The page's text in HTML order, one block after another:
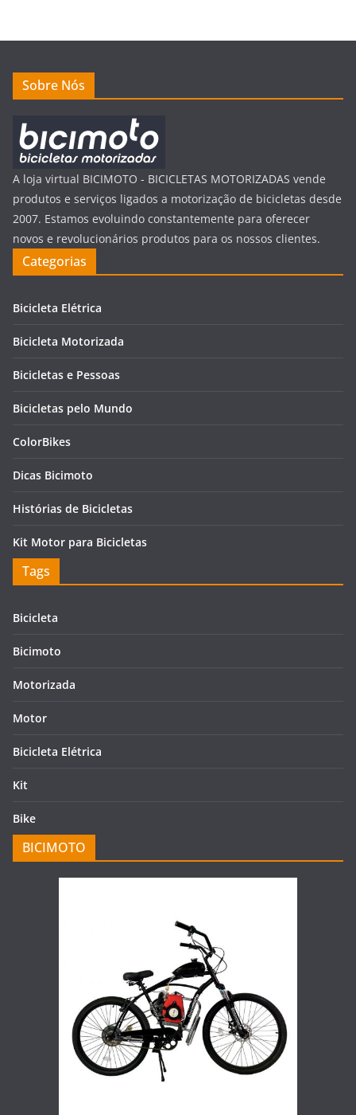
Sobre Nós
A loja virtual BICIMOTO - BICICLETAS MOTORIZADAS vende
produtos e serviços ligados a motorização de bicicletas desde
2007. Estamos evoluindo constantemente para oferecer
novos e revolucionários produtos para os nossos clientes.
Categorias
Bicicleta Elétrica
Bicicleta Motorizada
Bicicletas e Pessoas
Bicicletas pelo Mundo
ColorBikes
Dicas Bicimoto
Histórias de Bicicletas
Kit Motor para Bicicletas
Tags
Bicicleta
Bicimoto
Motorizada
Motor
Bicicleta Elétrica
Kit
Bike
BICIMOTO